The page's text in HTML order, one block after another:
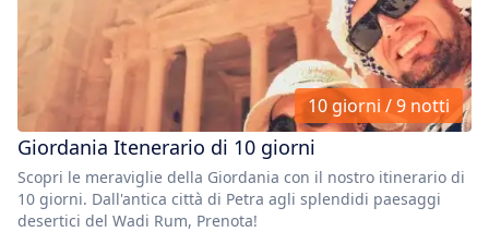
10 giorni / 9 notti
Giordania Itenerario di 10 giorni
Scopri le meraviglie della Giordania con il nostro itinerario di
10 giorni. Dall'antica città di Petra agli splendidi paesaggi
desertici del Wadi Rum, Prenota!